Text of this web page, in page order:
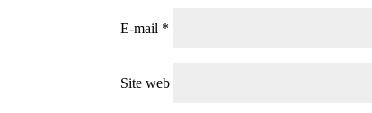
E-mail *
Site web